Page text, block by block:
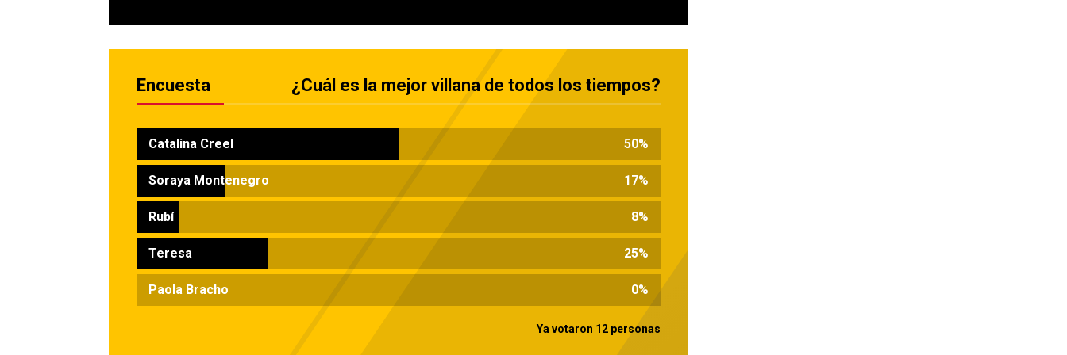
Encuesta ¿Cuál es la mejor villana de todos los tiempos?
Catalina Creel 50%
Soraya Montenegro 17%
Rubí 8%
Teresa 25%
Paola Bracho 0%
Ya votaron 12 personas